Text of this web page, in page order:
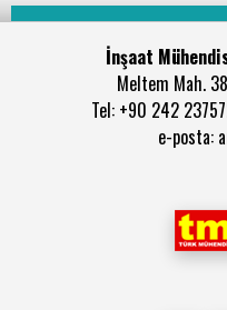
İnşaat
Meltem Mah.
Tel: +90 242
e-posta: